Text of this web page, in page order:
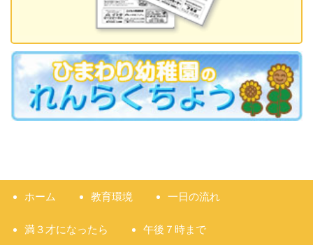
ホーム 教育環境 一日の流れ
満３才になったら 午後７時まで